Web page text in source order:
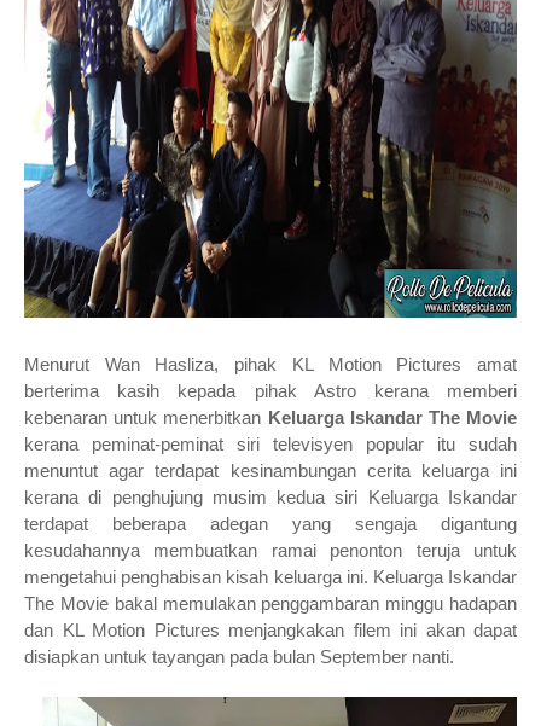
Menurut Wan Hasliza, pihak KL Motion Pictures amat
berterima kasih kepada pihak Astro kerana memberi
kebenaran untuk menerbitkan Keluarga Iskandar The Movie
kerana peminat-peminat siri televisyen popular itu sudah
menuntut agar terdapat kesinambungan cerita keluarga ini
kerana di penghujung musim kedua siri Keluarga Iskandar
terdapat beberapa adegan yang sengaja digantung
kesudahannya membuatkan ramai penonton teruja untuk
mengetahui penghabisan kisah keluarga ini. Keluarga Iskandar
The Movie bakal memulakan penggambaran minggu hadapan
dan KL Motion Pictures menjangkakan filem ini akan dapat
disiapkan untuk tayangan pada bulan September nanti.